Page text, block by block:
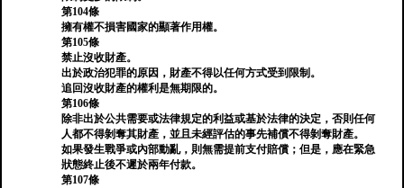
第104條
擁有權不損害國家的顯著作用權。
第105條
禁止沒收財產。
出於政治犯罪的原因，財產不得以任何方式受到限制。
追回沒收財產的權利是無期限的。
第106條
除非出於公共需要或法律規定的利益或基於法律的決定，否則任何
人都不得剝奪其財產，並且未經評估的事先補償不得剝奪財產。
如果發生戰爭或內部動亂，則無需提前支付賠償；但是，應在緊急
狀態終止後不遲於兩年付款。
第107條